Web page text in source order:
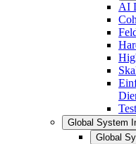
AI
Global System
Global